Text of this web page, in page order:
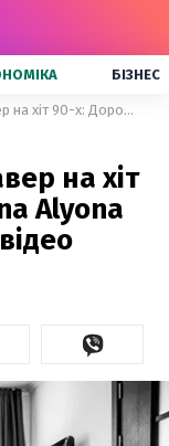
БІЗНЕС
O.Torvald записали кавер на хіт 90-х: Дорофєєва, Alyona Alyona та Остапчук у кадрі – відео
на хіт
Alyona